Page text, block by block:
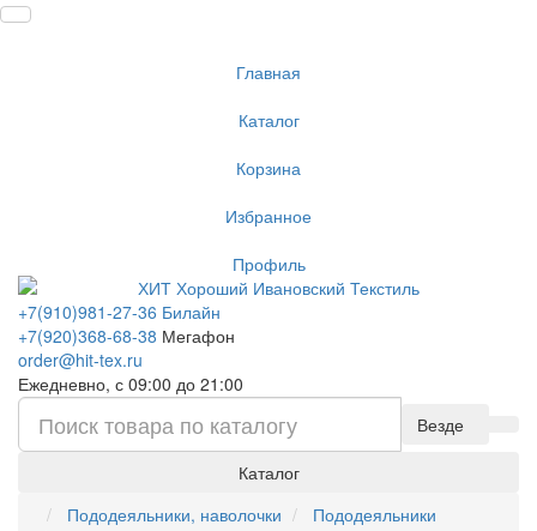
Главная
Каталог
Корзина
Избранное
Профиль
+7(910)981-27-36 Билайн
+7(920)368-68-38 Мегафон
order@hit-tex.ru
Ежедневно, с 09:00 до 21:00
Везде
Каталог
Пододеяльники, наволочки
Пододеяльники